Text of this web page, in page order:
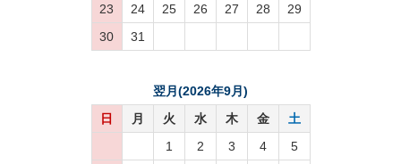
23
24 25 26 27 28
29
30
31
翌月(2026年9月)
日
月 火 水 木 金
土
1
2 3 4
5